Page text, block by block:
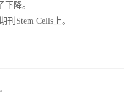
降。
Stem Cells上。